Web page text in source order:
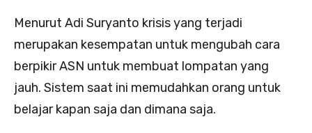
Menurut Adi Suryanto krisis yang terjadi
merupakan kesempatan untuk mengubah cara
berpikir ASN untuk membuat lompatan yang
jauh. Sistem saat ini memudahkan orang untuk
belajar kapan saja dan dimana saja.